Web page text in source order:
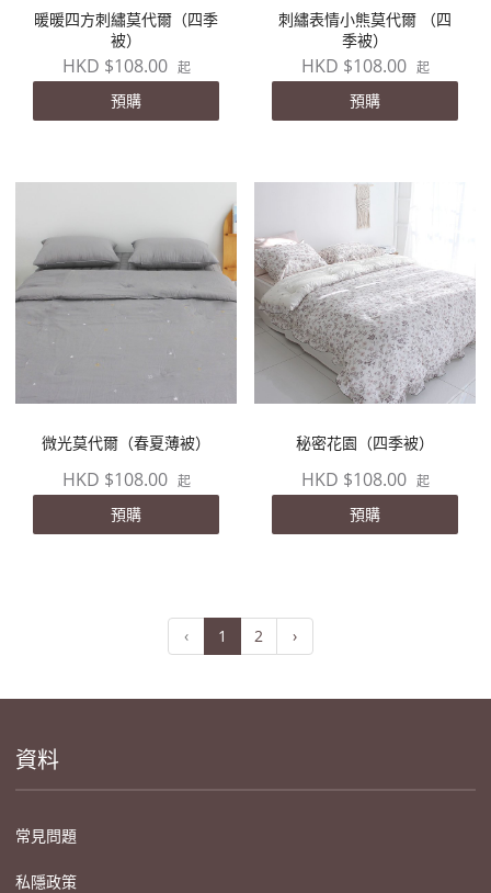
暖暖四方刺繡莫代爾（四季
被）
HKD $108.00 起
預購
刺繡表情小熊莫代爾 （四
季被）
HKD $108.00 起
預購
微光莫代爾（春夏薄被）
HKD $108.00 起
預購
秘密花園（四季被）
HKD $108.00 起
預購
‹ 1 2 ›
資料
常見問題
私隱政策